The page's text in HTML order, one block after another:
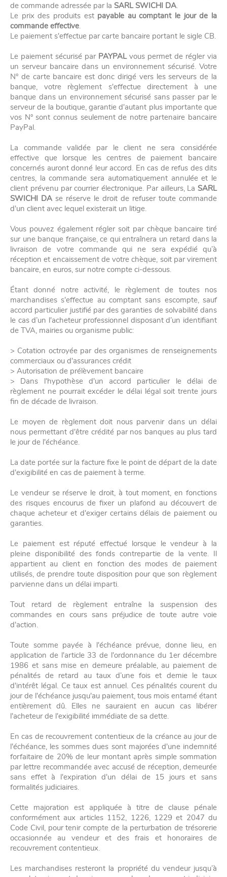
de commande adressée par la SARL SWICHI DA.
Le prix des produits est payable au comptant le jour de la
commande effective.
Le paiement s'effectue par carte bancaire portant le sigle CB.
Le paiement sécurisé par PAYPALvous permet de régler via
un serveur bancaire dans un environnement sécurisé. Votre
N° de carte bancaire est donc dirigé vers les serveurs de la
banque, votre règlement s'effectue directement à une
banque dans un environnement sécurisé sans passer par le
serveur de la boutique, garantie d'autant plus importante que
vos N° sont connus seulement de notre partenaire bancaire
PayPal.
La commande validée par le client ne sera considérée
effective que lorsque les centres de paiement bancaire
concernés auront donné leur accord. En cas de refus des dits
centres, la commande sera automatiquement annulée et le
client prévenu par courrier électronique. Par ailleurs, La SARL
SWICHI DA se réserve le droit de refuser toute commande
d'un client avec lequel existerait un litige.
Vous pouvez également régler soit par chèque bancaire tiré
sur une banque française, ce qui entraînera un retard dans la
livraison de votre commande qui ne sera expédié qu’à
réception et encaissement de votre chèque, soit par virement
bancaire, en euros, sur notre compte ci-dessous.
Étant donné notre activité, le règlement de toutes nos
marchandises s'effectue au comptant sans escompte, sauf
accord particulier justifié par des garanties de solvabilité dans
le cas d’un l'acheteur professionnel disposant d’un identifiant
de TVA, mairies ou organisme public:
> Cotation octroyée par des organismes de renseignements
commerciaux ou d'assurances crédit
> Autorisation de prélèvement bancaire
> Dans l'hypothèse d'un accord particulier le délai de
règlement ne pourrait excéder le délai légal soit trente jours
fin de décade de livraison.
Le moyen de règlement doit nous parvenir dans un délai
nous permettant d'être crédité par nos banques au plus tard
le jour de l'échéance.
La date portée sur la facture fixe le point de départ de la date
d'exigibilité en cas de paiement à terme.
Le vendeur se réserve le droit, à tout moment, en fonctions
des risques encourus de fixer un plafond au découvert de
chaque acheteur et d'exiger certains délais de paiement ou
garanties.
Le paiement est réputé effectué lorsque le vendeur à la
pleine disponibilité des fonds contrepartie de la vente. Il
appartient au client en fonction des modes de paiement
utilisés, de prendre toute disposition pour que son règlement
parvienne dans un délai imparti.
Tout retard de règlement entraîne la suspension des
commandes en cours sans préjudice de toute autre voie
d'action.
Toute somme payée à l'échéance prévue, donne lieu, en
application de l'article 33 de l'ordonnance du 1er décembre
1986 et sans mise en demeure préalable, au paiement de
pénalités de retard au taux d’une fois et demie le taux
d'intérêt légal. Ce taux est annuel. Ces pénalités courent du
jour de l'échéance jusqu'au paiement, tous mois entamé étant
entièrement dû. Elles ne sauraient en aucun cas libérer
l'acheteur de l'exigibilité immédiate de sa dette.
En cas de recouvrement contentieux de la créance au jour de
l'échéance, les sommes dues sont majorées d'une indemnité
forfaitaire de 20% de leur montant après simple sommation
par lettre recommandée avec accusé de réception, demeurée
sans effet à l'expiration d'un délai de 15 jours et sans
formalités judiciaires.
Cette majoration est appliquée à titre de clause pénale
conformément aux articles 1152, 1226, 1229 et 2047 du
Code Civil, pour tenir compte de la perturbation de trésorerie
occasionnée au vendeur et des frais et honoraires de
recouvrement contentieux.
Les marchandises resteront la propriété du vendeur jusqu’à